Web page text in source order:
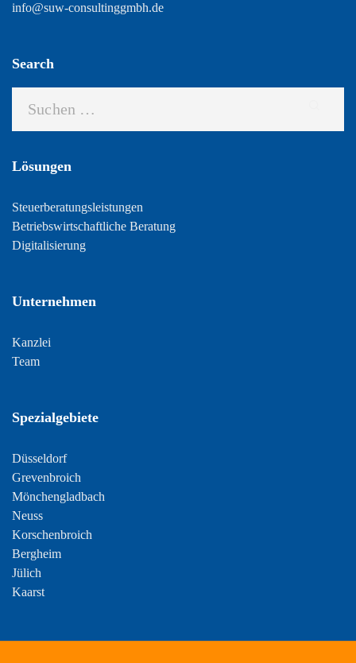
info@suw-consultinggmbh.de
Search
Lösungen
Steuerberatungsleistungen
Betriebswirtschaftliche Beratung
Digitalisierung
Unternehmen
Kanzlei
Team
Spezialgebiete
Düsseldorf
Grevenbroich
Mönchengladbach
Neuss
Korschenbroich
Bergheim
Jülich
Kaarst